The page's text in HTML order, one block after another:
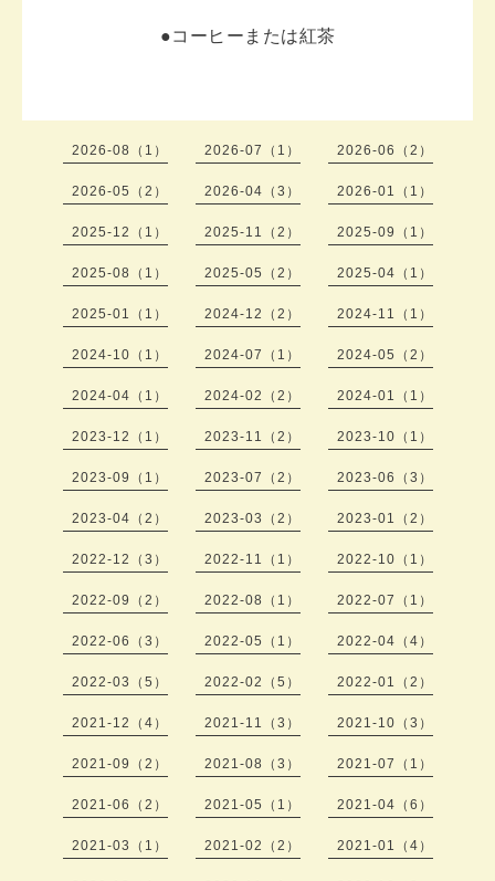
●コーヒーまたは紅茶
2026-08（1） 2026-07（1） 2026-06（2）
2026-05（2） 2026-04（3） 2026-01（1）
2025-12（1） 2025-11（2） 2025-09（1）
2025-08（1） 2025-05（2） 2025-04（1）
2025-01（1） 2024-12（2） 2024-11（1）
2024-10（1） 2024-07（1） 2024-05（2）
2024-04（1） 2024-02（2） 2024-01（1）
2023-12（1） 2023-11（2） 2023-10（1）
2023-09（1） 2023-07（2） 2023-06（3）
2023-04（2） 2023-03（2） 2023-01（2）
2022-12（3） 2022-11（1） 2022-10（1）
2022-09（2） 2022-08（1） 2022-07（1）
2022-06（3） 2022-05（1） 2022-04（4）
2022-03（5） 2022-02（5） 2022-01（2）
2021-12（4） 2021-11（3） 2021-10（3）
2021-09（2） 2021-08（3） 2021-07（1）
2021-06（2） 2021-05（1） 2021-04（6）
2021-03（1） 2021-02（2） 2021-01（4）